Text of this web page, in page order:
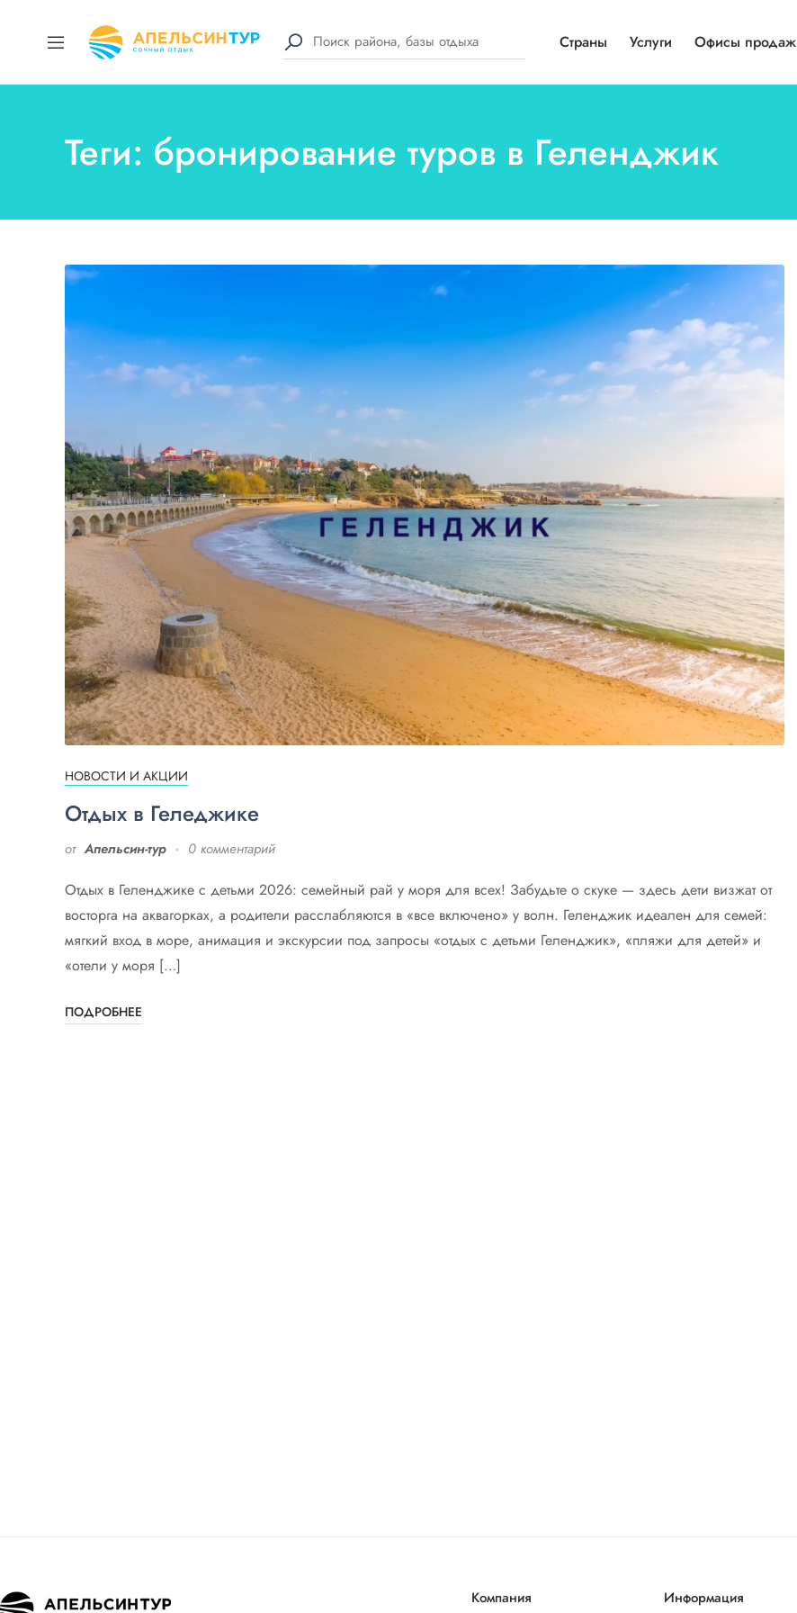
Страны Услуги Офисы продаж
Теги: бронирование туров в Геленджик
НОВОСТИ И АКЦИИ
Отдых в Геледжике
от Апельсин-тур 0 комментарий
Отдых в Геленджике с детьми 2026: семейный рай у моря для всех! Забудьте о скуке — здесь дети визжат от
восторга на аквагорках, а родители расслабляются в «все включено» у волн. Геленджик идеален для семей:
мягкий вход в море, анимация и экскурсии под запросы «отдых с детьми Геленджик», «пляжи для детей» и
«отели у моря […]
ПОДРОБНЕЕ
Компания Информация